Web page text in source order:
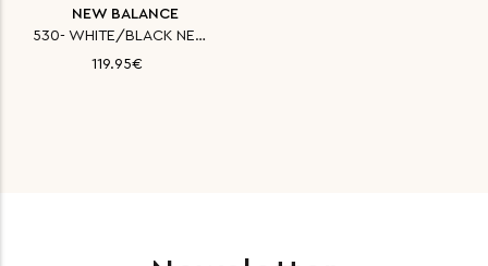
NEW BALANCE
530- WHITE/BLACK NEW BALANCE Π
119.95€